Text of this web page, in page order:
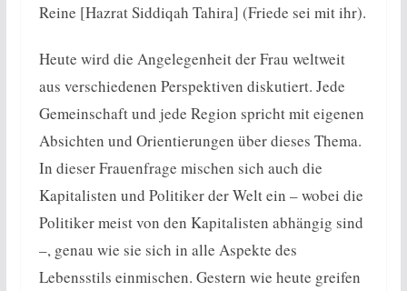
Reine [Hazrat Siddiqah Tahira] (Friede sei mit ihr).
Heute wird die Angelegenheit der Frau weltweit
aus verschiedenen Perspektiven diskutiert. Jede
Gemeinschaft und jede Region spricht mit eigenen
Absichten und Orientierungen über dieses Thema.
In dieser Frauenfrage mischen sich auch die
Kapitalisten und Politiker der Welt ein – wobei die
Politiker meist von den Kapitalisten abhängig sind
–, genau wie sie sich in alle Aspekte des
Lebensstils einmischen. Gestern wie heute greifen